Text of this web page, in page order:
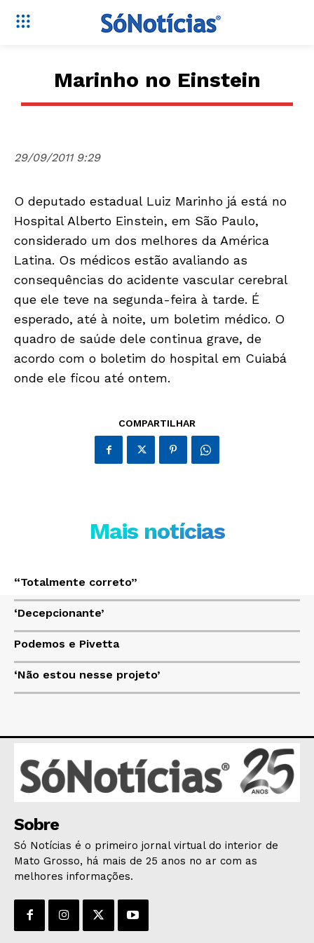
Só Notícias
HOME
POLÍTICA
POLÍCIA
ECONOMIA
GERAL
SAÚDE
AGRONOTÍCIAS
ÚLTIMAS NOTÍCIAS
Marinho no Einstein
29/09/2011 9:29
O deputado estadual Luiz Marinho já está no
Hospital Alberto Einstein, em São Paulo,
considerado um dos melhores da América
Latina. Os médicos estão avaliando as
consequências do acidente vascular cerebral
que ele teve na segunda-feira à tarde. É
esperado, até à noite, um boletim médico. O
quadro de saúde dele continua grave, de
acordo com o boletim do hospital em Cuiabá
onde ele ficou até ontem.
COMPARTILHAR
Mais notícias
“Totalmente correto”
‘Decepcionante’
Podemos e Pivetta
‘Não estou nesse projeto’
Sobre
Só Notícias é o primeiro jornal virtual do interior de
Mato Grosso, há mais de 25 anos no ar com as
melhores informações.